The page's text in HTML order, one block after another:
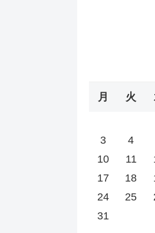
月 火
3
4
10
11
17
18
24
25
31